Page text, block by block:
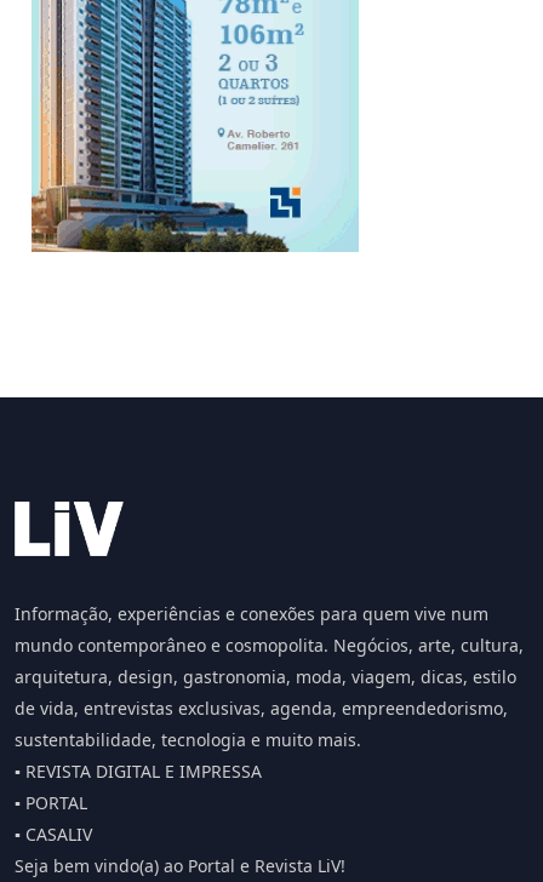
Informação, experiências e conexões para quem vive num
mundo contemporâneo e cosmopolita. Negócios, arte, cultura,
arquitetura, design, gastronomia, moda, viagem, dicas, estilo
de vida, entrevistas exclusivas, agenda, empreendedorismo,
sustentabilidade, tecnologia e muito mais.
▪️ REVISTA DIGITAL E IMPRESSA
▪️ PORTAL
▪️ CASALIV
Seja bem vindo(a) ao Portal e Revista LiV!